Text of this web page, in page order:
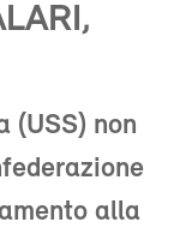
(USS) non
alla